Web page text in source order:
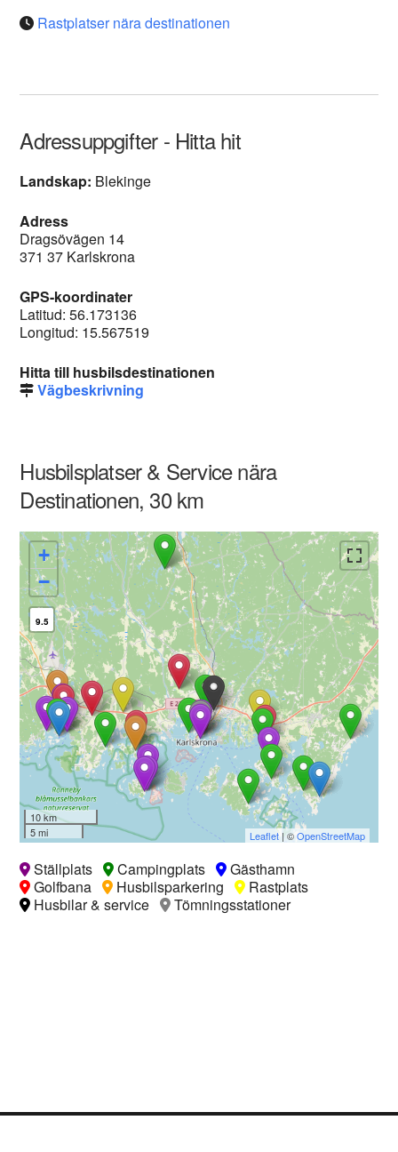
Rastplatser nära destinationen
Adressuppgifter - Hitta hit
Landskap: Blekinge
Adress
Dragsövägen 14
371 37 Karlskrona
GPS-koordinater
Latitud: 56.173136
Longitud: 15.567519
Hitta till husbilsdestinationen
Vägbeskrivning
Husbilsplatser & Service nära
Destinationen, 30 km
+
−
9.5
10 km
5 mi
Leaflet| ©OpenStreetMap
Ställplats Campingplats
Gästhamn
Golfbana
Husbilsparkering
Rastplats
Husbilar & service
Tömningsstationer